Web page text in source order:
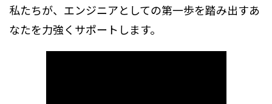
私たちが、エンジニアとしての第一歩を踏み出すあ
なたを力強くサポートします。